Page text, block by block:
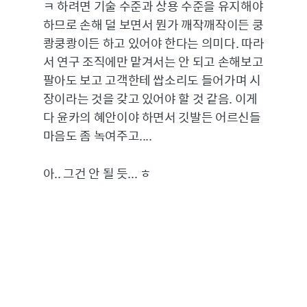
ㅋ 하려면 기술 수준과 상용 수준을 유지해야
하므로 손해 덜 보면서 뭔가 깨작깨작이든 쿵
쾅쿵쾅이든 하고 있어야 한다는 의미다. 따라
서 연구 조직에만 맡겨서는 안 되고 손해보고
팔아도 보고 고객한테 쌉소리도 들어가며 시
장이라는 것을 갖고 있어야 할 것 같음. 이게
다 윤카의 혜안이야 하면서 깃발든 어르신들
마음도 좀 녹여주고....
아.. 그건 안 될 듯... ㅎ